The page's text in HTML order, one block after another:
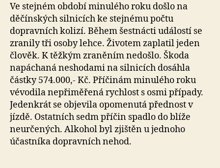
Ve stejném období minulého roku došlo na
děčínských silnicích ke stejnému počtu
dopravních kolizí. Během šestnácti událostí se
zranily tři osoby lehce. Životem zaplatil jeden
člověk. K těžkým zraněním nedošlo. Škoda
napáchaná neshodami na silnicích dosáhla
částky 574.000,- Kč. Příčinám minulého roku
vévodila nepřiměřená rychlost s osmi případy.
Jedenkrát se objevila opomenutá přednost v
jízdě. Ostatních sedm příčin spadlo do blíže
neurčených. Alkohol byl zjištěn u jednoho
účastníka dopravních nehod.